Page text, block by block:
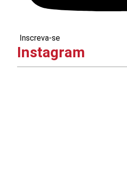
Inscreva-se
Instagram